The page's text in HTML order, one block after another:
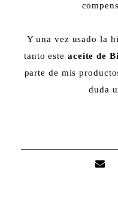
Y una vez usado la
tanto este aceite de
parte de mis
duda